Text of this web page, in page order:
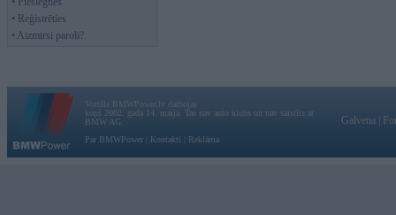
• Reģistrēties
• Aizmirsi paroli?
Vortāls BMWPower.lv darbojas
kopš 2002. gada 14. maija. Tas nav auto klubs un nav saistīts ar
BMW AG.
Par BMWPower
Kontakti Reklāma
Galvena